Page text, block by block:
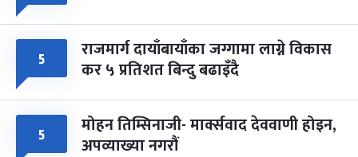
५ राजमार्ग दायाँबायाँका जग्गामा लाग्ने विकास
कर ५ प्रतिशत बिन्दु बढाइँदै
५ मोहन तिम्सिनाजी- मार्क्सवाद देववाणी होइन,
अपव्याख्या नगरौं